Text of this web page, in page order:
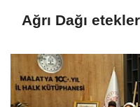
Ağrı Dağı